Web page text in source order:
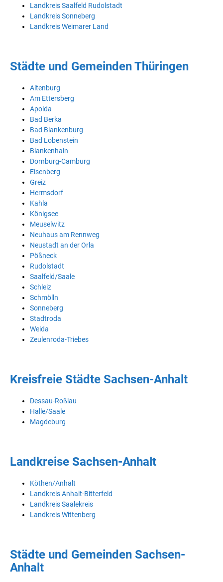
Landkreis Saalfeld Rudolstadt
Landkreis Sonneberg
Landkreis Weimarer Land
Städte und Gemeinden Thüringen
Altenburg
Am Ettersberg
Apolda
Bad Berka
Bad Blankenburg
Bad Lobenstein
Blankenhain
Dornburg-Camburg
Eisenberg
Greiz
Hermsdorf
Kahla
Königsee
Meuselwitz
Neuhaus am Rennweg
Neustadt an der Orla
Pößneck
Rudolstadt
Saalfeld/Saale
Schleiz
Schmölln
Sonneberg
Stadtroda
Weida
Zeulenroda-Triebes
Kreisfreie Städte Sachsen-Anhalt
Dessau-Roßlau
Halle/Saale
Magdeburg
Landkreise Sachsen-Anhalt
Köthen/Anhalt
Landkreis Anhalt-Bitterfeld
Landkreis Saalekreis
Landkreis Wittenberg
Städte und Gemeinden Sachsen-
Anhalt